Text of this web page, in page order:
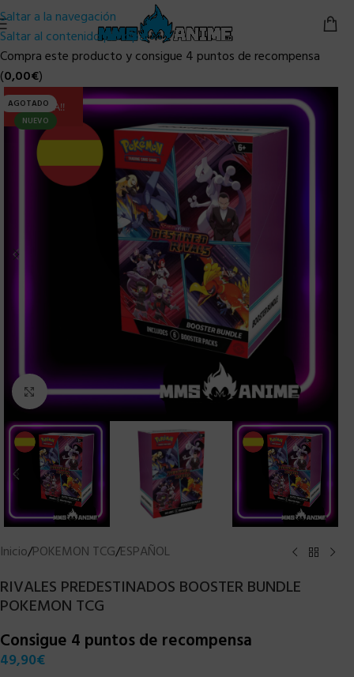
Saltar a la navegación
Saltar al contenido principal
Compra este producto y consigue 4 puntos de recompensa
(0,00€)
AGOTADO
NUEVO
ULTIMA!!
Clic para ampliar
Inicio/POKEMON TCG/ESPAÑOL
RIVALES PREDESTINADOS BOOSTER BUNDLE
POKEMON TCG
Consigue 4 puntos de recompensa
49,90€